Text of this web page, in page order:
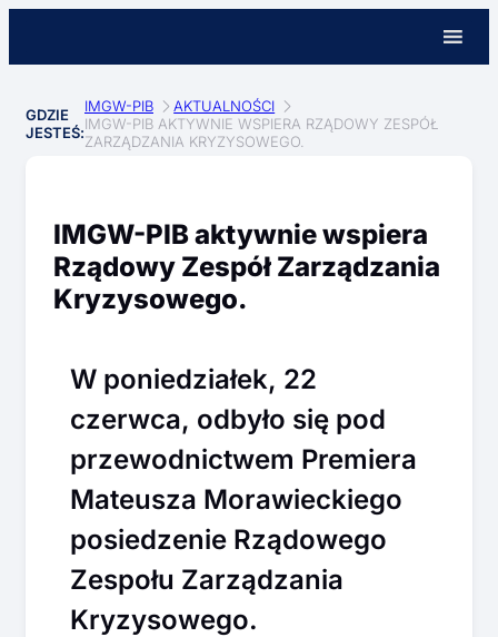
GDZIE
JESTEŚ:
IMGW-PIB
AKTUALNOŚCI
IMGW-PIB AKTYWNIE WSPIERA RZĄDOWY ZESPÓŁ
ZARZĄDZANIA KRYZYSOWEGO.
IMGW-PIB aktywnie wspiera
Rządowy Zespół Zarządzania
Kryzysowego.
W poniedziałek, 22
czerwca, odbyło się pod
przewodnictwem Premiera
Mateusza Morawieckiego
posiedzenie Rządowego
Zespołu Zarządzania
Kryzysowego.